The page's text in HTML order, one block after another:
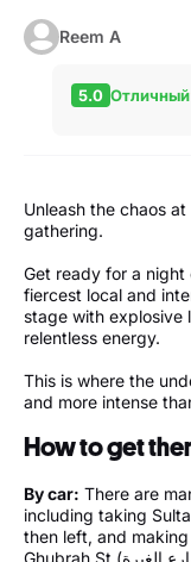
Reem A
5.0 Отличный
Unleash the chaos
gathering.
Get ready for a night
fiercest local and
stage with explosive
relentless energy.
This is where the
and more intense
How to get
By car: There are
including taking
then left, and
Ghubrah St (شارع الغبرة) / Dauhat Al Adab St (شارع دوحة